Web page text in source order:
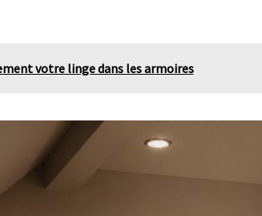
votre linge dans les armoires